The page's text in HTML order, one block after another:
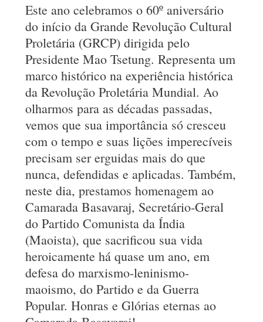
Este ano celebramos o 60º aniversário
do início da Grande Revolução Cultural
Proletária (GRCP) dirigida pelo
Presidente Mao Tsetung. Representa um
marco histórico na experiência histórica
da Revolução Proletária Mundial. Ao
olharmos para as décadas passadas,
vemos que sua importância só cresceu
com o tempo e suas lições imperecíveis
precisam ser erguidas mais do que
nunca, defendidas e aplicadas. Também,
neste dia, prestamos homenagem ao
Camarada Basavaraj, Secretário-Geral
do Partido Comunista da Índia
(Maoista), que sacrificou sua vida
heroicamente há quase um ano, em
defesa do marxismo-leninismo-
maoismo, do Partido e da Guerra
Popular. Honras e Glórias eternas ao